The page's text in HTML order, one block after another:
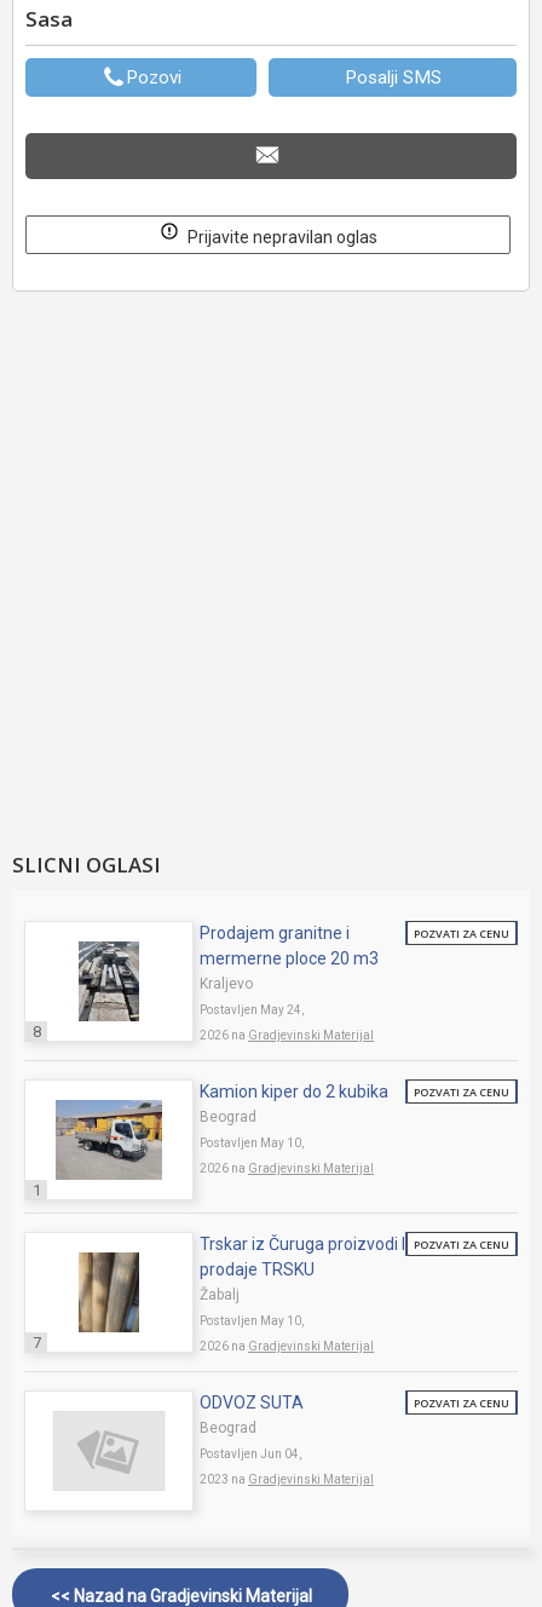
Sasa
Pozovi Posalji SMS
Prijavite nepravilan oglas
SLICNI OGLASI
8
Prodajem granitne i
mermerne ploce 20 m3
Kraljevo
Postavljen May 24,
2026 na Gradjevinski Materijal
POZVATI ZA CENU
1
Kamion kiper do 2 kubika
Beograd
Postavljen May 10,
2026 na Gradjevinski Materijal
POZVATI ZA CENU
7
Trskar iz Čuruga proizvodi I
prodaje TRSKU
Žabalj
Postavljen May 10,
2026 na Gradjevinski Materijal
POZVATI ZA CENU
ODVOZ SUTA
Beograd
Postavljen Jun 04,
2023 na Gradjevinski Materijal
POZVATI ZA CENU
<< Nazad naGradjevinski Materijal